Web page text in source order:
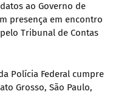
ao Governo de
presença em encontro
Tribunal de Contas
Polícia Federal cumpre
Grosso, São Paulo,